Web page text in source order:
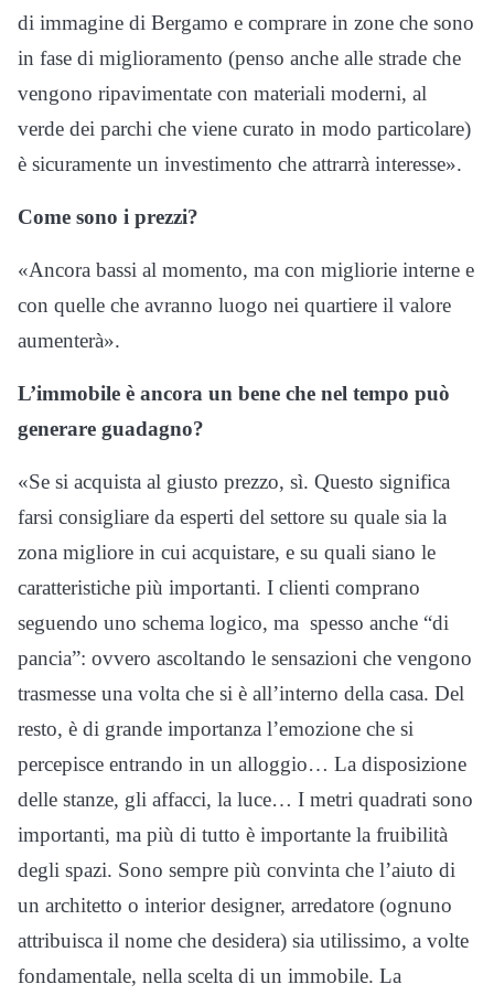
di immagine di Bergamo e comprare in zone che sono
in fase di miglioramento (penso anche alle strade che
vengono ripavimentate con materiali moderni, al
verde dei parchi che viene curato in modo particolare)
è sicuramente un investimento che attrarrà interesse».
Come sono i prezzi?
«Ancora bassi al momento, ma con migliorie interne e
con quelle che avranno luogo nei quartiere il valore
aumenterà».
L’immobile è ancora un bene che nel tempo può
generare guadagno?
«Se si acquista al giusto prezzo, sì. Questo significa
farsi consigliare da esperti del settore su quale sia la
zona migliore in cui acquistare, e su quali siano le
caratteristiche più importanti. I clienti comprano
seguendo uno schema logico, ma spesso anche “di
pancia”: ovvero ascoltando le sensazioni che vengono
trasmesse una volta che si è all’interno della casa. Del
resto, è di grande importanza l’emozione che si
percepisce entrando in un alloggio… La disposizione
delle stanze, gli affacci, la luce… I metri quadrati sono
importanti, ma più di tutto è importante la fruibilità
degli spazi. Sono sempre più convinta che l’aiuto di
un architetto o interior designer, arredatore (ognuno
attribuisca il nome che desidera) sia utilissimo, a volte
fondamentale, nella scelta di un immobile. La